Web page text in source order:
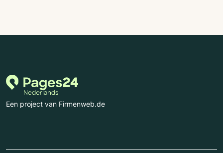
Een project van Firmenweb.de